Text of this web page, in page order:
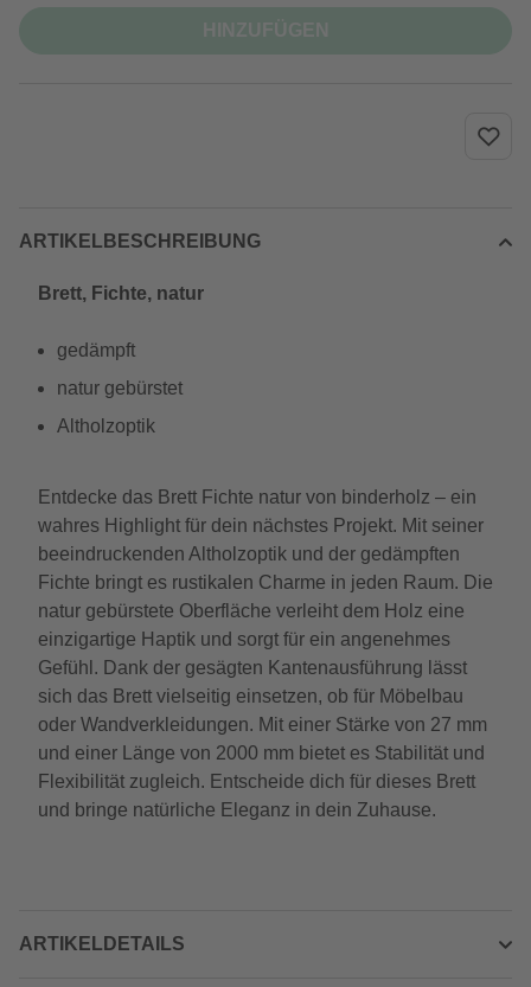
ARTIKELBESCHREIBUNG
Brett, Fichte, natur
gedämpft
natur gebürstet
Altholzoptik
Entdecke das Brett Fichte natur von binderholz – ein
wahres Highlight für dein nächstes Projekt. Mit seiner
beeindruckenden Altholzoptik und der gedämpften
Fichte bringt es rustikalen Charme in jeden Raum. Die
natur gebürstete Oberfläche verleiht dem Holz eine
einzigartige Haptik und sorgt für ein angenehmes
Gefühl. Dank der gesägten Kantenausführung lässt
sich das Brett vielseitig einsetzen, ob für Möbelbau
oder Wandverkleidungen. Mit einer Stärke von 27 mm
und einer Länge von 2000 mm bietet es Stabilität und
Flexibilität zugleich. Entscheide dich für dieses Brett
und bringe natürliche Eleganz in dein Zuhause.
ARTIKELDETAILS